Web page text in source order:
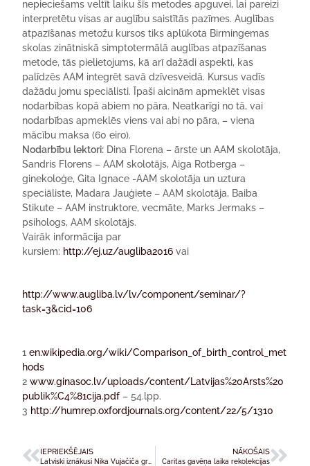
nepieciešams veltīt laiku šīs metodes apguvei, lai pareizi
interpretētu visas ar auglību saistītās pazīmes. Auglības
atpazīšanas metožu kursos tiks aplūkota Birmingemas
skolas zinātniskā simptotermālā auglības atpazīšanas
metode, tās pielietojums, kā arī dažādi aspekti, kas
palīdzēs AAM integrēt savā dzīvesveidā. Kursus vadīs
dažādu jomu speciālisti. Īpaši aicinām apmeklēt visas
nodarbības kopā abiem no pāra. Neatkarīgi no tā, vai
nodarbības apmeklēs viens vai abi no pāra, – viena
mācību maksa (60 eiro).
Nodarbību lektori: Dina Florena – ārste un AAM skolotāja,
Sandris Florens – AAM skolotājs, Aiga Rotberga –
ginekoloģe, Gita Ignace -AAM skolotāja un uztura
speciāliste, Madara Jauģiete – AAM skolotāja, Baiba
Stikute – AAM instruktore, vecmāte, Marks Jermaks –
psihologs, AAM skolotājs.
Vairāk informācija par
kursiem: http://ej.uz/augliba2016 vai
http://www.augliba.lv/lv/component/seminar/?
task=3&cid=106
1en.wikipedia.org/wiki/Comparison_of_birth_control_met
hods
2www.ginasoc.lv/uploads/content/Latvijas%20Arsts%20
publik%C4%81cija.pdf – 54.lpp.
3 http://humrep.oxfordjournals.org/content/22/5/1310
IEPRIEKŠĒJAIS NĀKOŠAIS
Caritas gavēņa laika rekolekcijas